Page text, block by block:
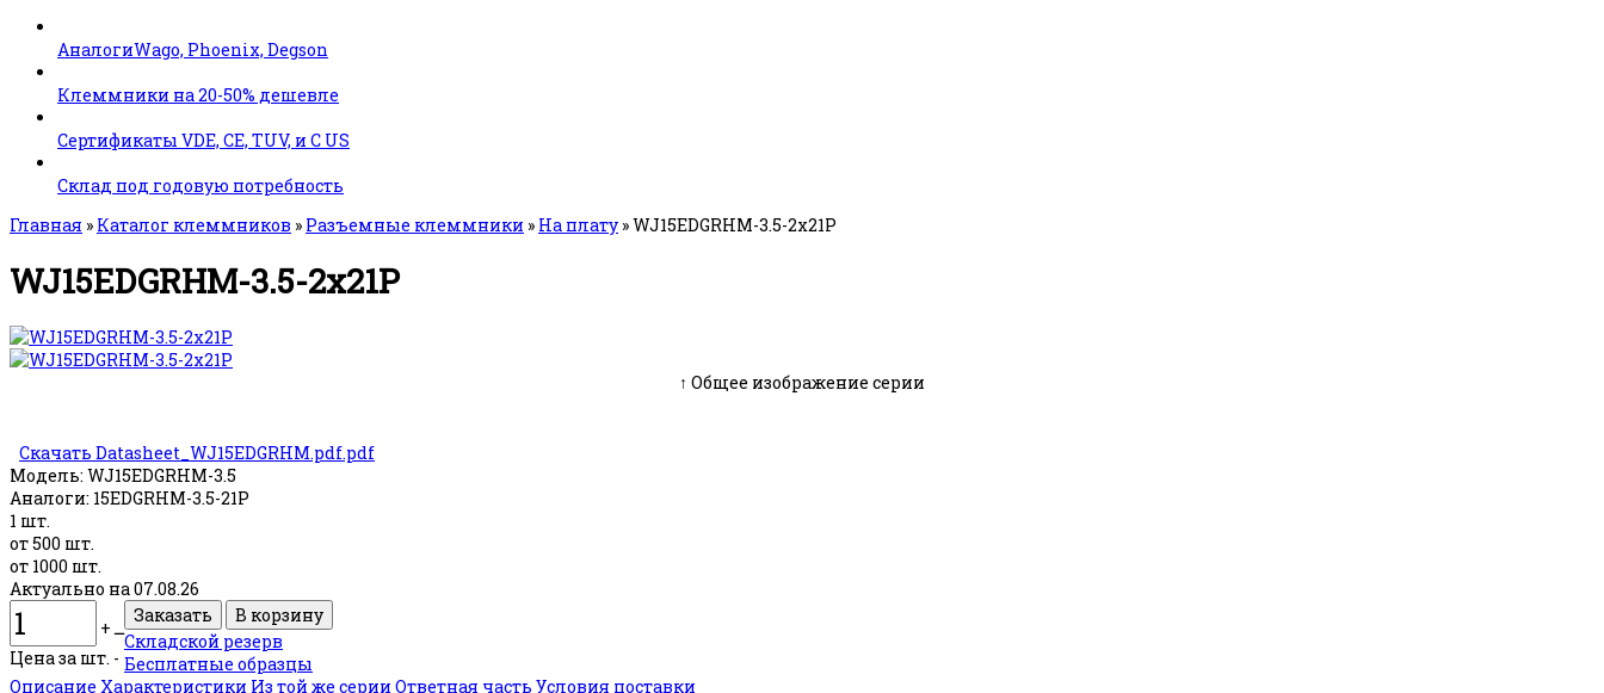
АналогиWago, Phoenix, Degson
Клеммники на 20-50% дешевле
Сертификаты VDE, CE, TUV, и C US
Склад под годовую потребность
Главная » Каталог клеммников » Разъемные клеммники » На плату »WJ15EDGRHM-3.5-2x21P
WJ15EDGRHM-3.5-2x21P
↑ Общее изображение серии
Скачать Datasheet_WJ15EDGRHM.pdf.pdf
Модель: WJ15EDGRHM-3.5
Аналоги: 15EDGRHM-3.5-21P
1 шт.
от 500 шт.
от 1000 шт.
Актуально на 07.08.26
+ ــ
Цена за шт. -
Складской резерв
Бесплатные образцы
Описание Характеристики Из той же серии Ответная часть Условия поставки